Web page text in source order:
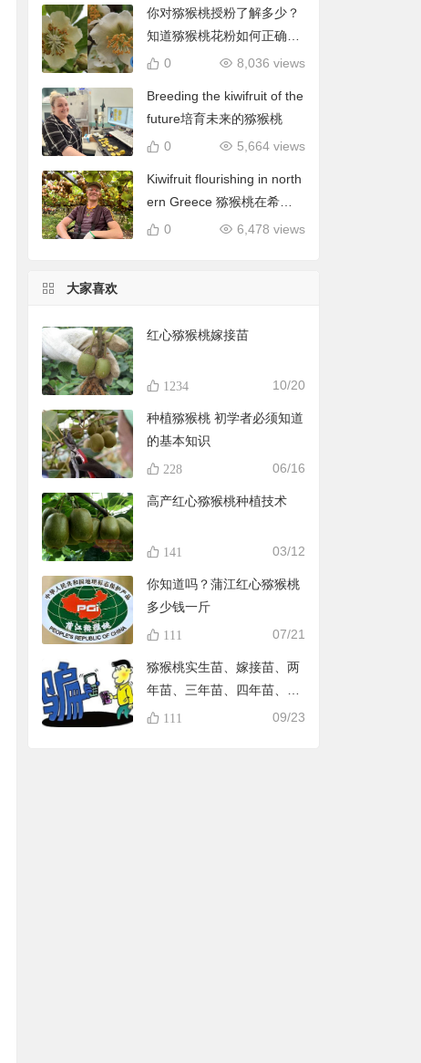
括酋长、陶木里等
你对猕猴桃授粉了解多少？
知道猕猴桃花粉如何正确使
用吗？
8,036 views
0
Breeding the kiwifruit of the
future培育未来的猕猴桃
5,664 views
0
Kiwifruit flourishing in north
ern Greece 猕猴桃在希腊
北部蓬勃发展
6,478 views
0
大家喜欢
红心猕猴桃嫁接苗
1234 10/20
种植猕猴桃 初学者必须知道
的基本知识
228 06/16
高产红心猕猴桃种植技术
141 03/12
你知道吗？蒲江红心猕猴桃
多少钱一斤
111 07/21
猕猴桃实生苗、嫁接苗、两
年苗、三年苗、四年苗、五
年苗，教大家怎样避免在淘
111 09/23